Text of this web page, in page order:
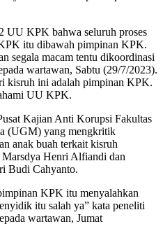
UU KPK bahwa seluruh proses
itu dibawah pimpinan KPK.
segala macam tentu dikoordinasi
wartawan, Sabtu (29/7/2023).
kisruh ini adalah pimpinan KPK.
UU KPK.
Kajian Anti Korupsi Fakultas
(UGM) yang mengkritik
anak buah terkait kisruh
Marsdya Henri Alfiandi dan
Budi Cahyanto.
KPK itu menyalahkan
itu salah ya” kata peneliti
wartawan, Jumat